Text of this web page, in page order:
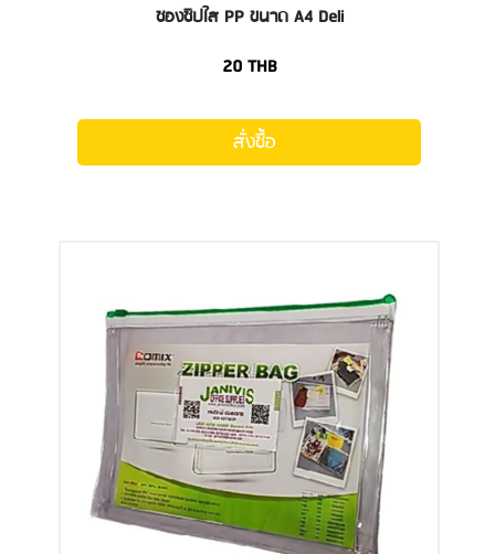
ซองซิปใส PP ขนาด A4 Deli
20THB
สั่งซื้อ